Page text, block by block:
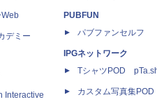
デミー
Interactive
PUBFUN
パブファンセルフ
IPGネットワーク
TシャツPOD
カスタム写真集